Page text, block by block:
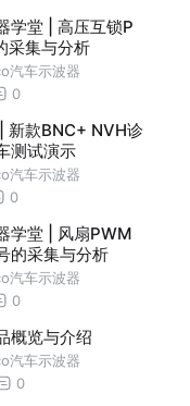
压互锁P
采集与分析
汽车示波器
0
新款BNC+ NVH诊
测试演示
汽车示波器
0
学堂 | 风扇PWM
的采集与分析
汽车示波器
0
概览与介绍
汽车示波器
0